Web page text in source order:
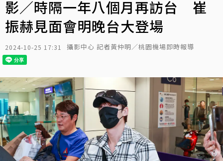
影／時隔一年八個月再訪台 崔
振赫見面會明晚台大登場
2024-10-25 17:31 攝影中心 記者黃仲明／桃園機場即時報導